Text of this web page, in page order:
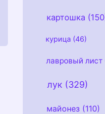
картошка
курица (46)
лавровый лист
лук (329)
майонез(110)